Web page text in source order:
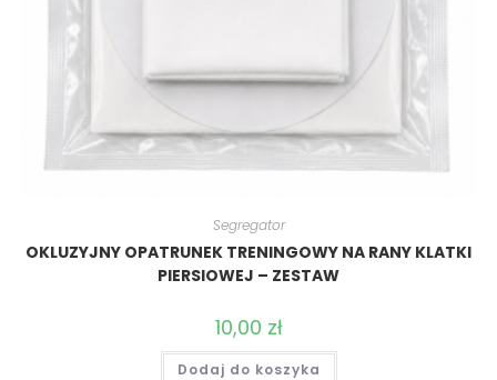
Segregator
OKLUZYJNY OPATRUNEK TRENINGOWY NA RANY KLATKI
PIERSIOWEJ – ZESTAW
10,00 zł
Dodaj do koszyka